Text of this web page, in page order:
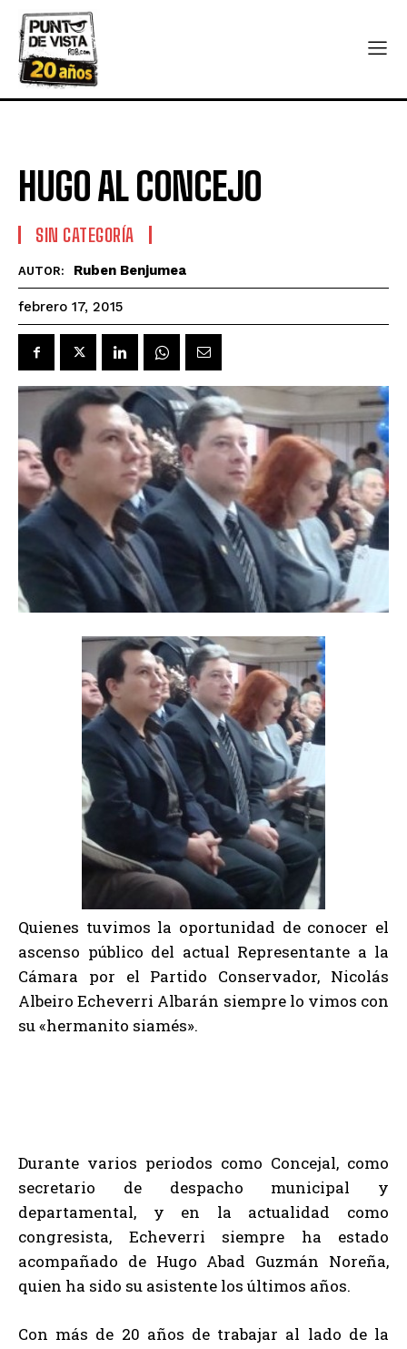
HUGO AL CONCEJO
SIN CATEGORÍA
AUTOR: Ruben Benjumea
febrero 17, 2015
Quienes tuvimos la oportunidad de conocer el
ascenso público del actual Representante a la
Cámara por el Partido Conservador, Nicolás
Albeiro Echeverri Albarán siempre lo vimos con
su «hermanito siamés».
Durante varios periodos como Concejal, como
secretario de despacho municipal y
departamental, y en la actualidad como
congresista, Echeverri siempre ha estado
acompañado de Hugo Abad Guzmán Noreña,
quien ha sido su asistente los últimos años.
Con más de 20 años de trabajar al lado de la